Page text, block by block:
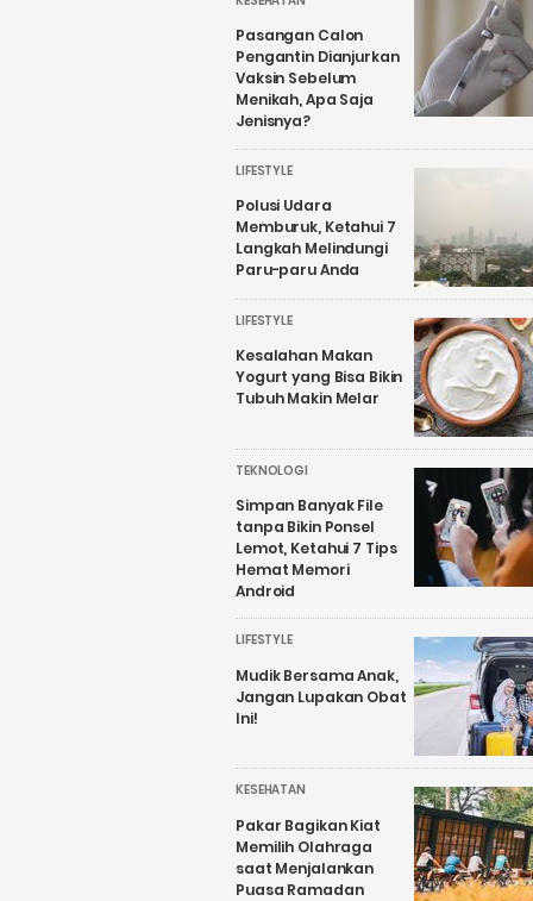
Pasangan Calon
Pengantin Dianjurkan
Vaksin Sebelum
Menikah, Apa Saja
Jenisnya?
LIFESTYLE
Polusi Udara
Memburuk, Ketahui 7
Langkah Melindungi
Paru-paru Anda
LIFESTYLE
Kesalahan Makan
Yogurt yang Bisa Bikin
Tubuh Makin Melar
TEKNOLOGI
Simpan Banyak File
tanpa Bikin Ponsel
Lemot, Ketahui 7 Tips
Hemat Memori
Android
LIFESTYLE
Mudik Bersama Anak,
Jangan Lupakan Obat
Ini!
KESEHATAN
Pakar Bagikan Kiat
Memilih Olahraga
saat Menjalankan
Puasa Ramadan